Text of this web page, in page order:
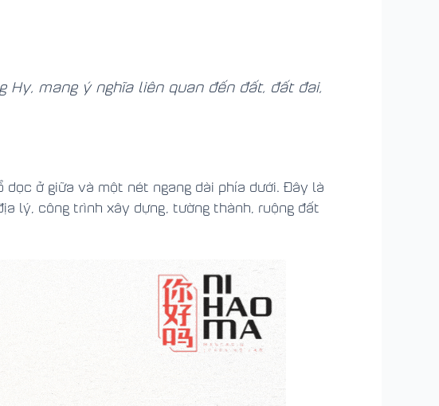
mang ý nghĩa liên quan đến đất, đất đai,
ở giữa và một nét ngang dài phía dưới. Đây là
lý, công trình xây dựng, tường thành, ruộng đất